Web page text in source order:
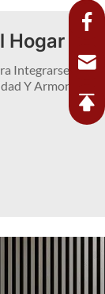
Hogar
Integrarse
Y Armonía